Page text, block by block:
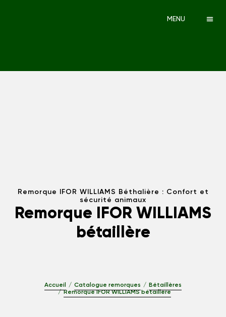
MENU
Remorque IFOR WILLIAMS Béthalière : Confort et
sécurité animaux
Remorque IFOR WILLIAMS
bétaillère
Accueil Catalogue remorques
Bétaillères
Remorque IFOR WILLIAMS bétaillère